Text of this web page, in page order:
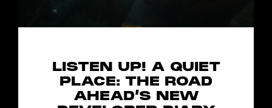
LISTEN UP! A QUIET
PLACE: THE ROAD
AHEAD’S NEW